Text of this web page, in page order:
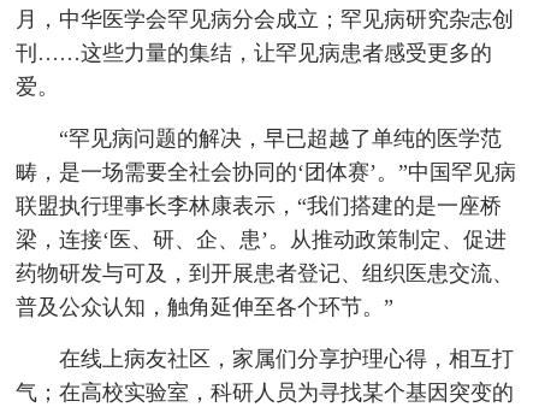
月，中华医学会罕见病分会成立；罕见病研究杂志创
刊……这些力量的集结，让罕见病患者感受更多的
爱。
“罕见病问题的解决，早已超越了单纯的医学范
畴，是一场需要全社会协同的‘团体赛’。”中国罕见病
联盟执行理事长李林康表示，“我们搭建的是一座桥
梁，连接‘医、研、企、患’。从推动政策制定、促进
药物研发与可及，到开展患者登记、组织医患交流、
普及公众认知，触角延伸至各个环节。”
在线上病友社区，家属们分享护理心得，相互打
气；在高校实验室，科研人员为寻找某个基因突变的